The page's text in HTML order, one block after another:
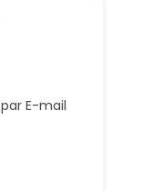
par E-mail